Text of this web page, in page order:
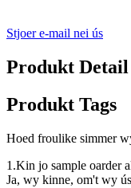
Stjoer e-mail nei ús
Produkt Detail
Produkt Tags
Hoed froulike simmer
1.Kin jo sample oarder
Ja, wy kinne, om't wy